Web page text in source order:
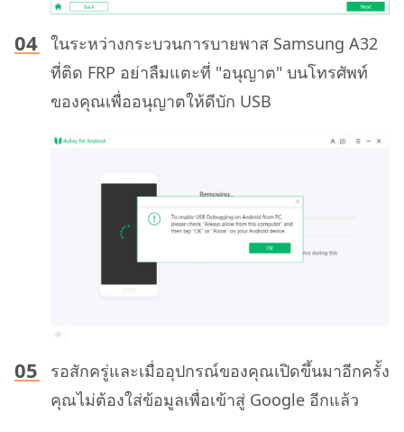
ในระหว่างกระบวนการบายพาส Samsung A32
ที่ติด FRP อย่าลืมแตะที่ "อนุญาต" บนโทรศัพท์
ของคุณเพื่ออนุญาตให้ดีบัก USB
รอสักครู่และเมื่ออุปกรณ์ของคุณเปิดขึ้นมาอีกครั้ง
คุณไม่ต้องใส่ข้อมูลเพื่อเข้าสู่ Google อีกแล้ว